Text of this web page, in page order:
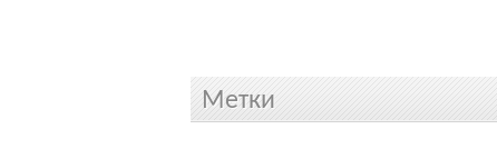
Метки